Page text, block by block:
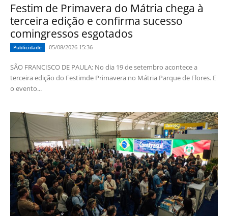
Festim de Primavera do Mátria chega à
terceira edição e confirma sucesso
comingressos esgotados
Publicidade 05/08/2026 15:36
SÃO FRANCISCO DE PAULA: No dia 19 de setembro acontece a
terceira edição do Festimde Primavera no Mátria Parque de Flores. E
o evento...